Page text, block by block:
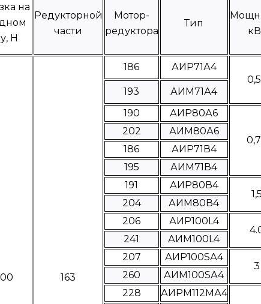
на
Н
Редукторной
части
Мотор-
редуктора
Тип
163
186
АИР71А4
193 АИМ71А4
190 АИР80А6
202
АИМ80А6
186 АИР71В4
195
АИМ71В4
191 АИР80В4
1,5
204
АИМ80В4
206 АИР100L4
241
АИМ100L4
207 АИР100SА4
3
260
АИМ100SА4
228 АИРМ112МА4